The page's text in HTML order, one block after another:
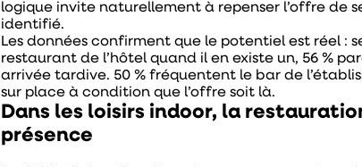
logique invite naturellement à repenser l’offre de
identifié.
Les données confirment que le potentiel est réel :
restaurant de l’hôtel quand il en existe un, 56 %
arrivée tardive. 50 % fréquentent le bar de
sur place à condition que l’offre soit là.
Dans les loisirs indoor, la
présence